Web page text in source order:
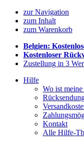
zur Navigation
zum Inhalt
zum Warenkorb
Belgien:
Kostenloser
Zustellung in 3
Hilfe
Wo ist
Kontakt
Alle Hilfe-